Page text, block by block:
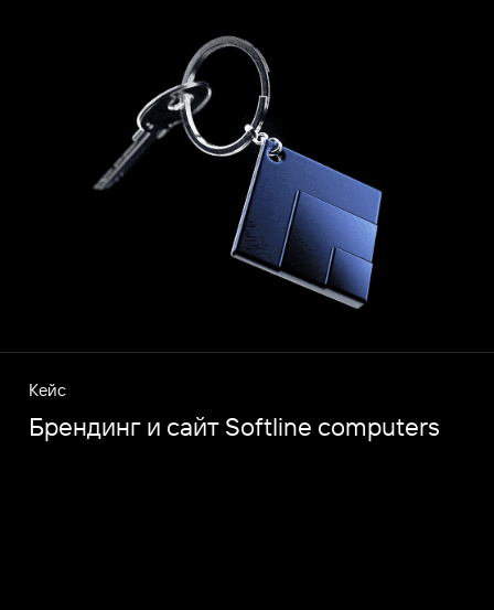
Кейс
Брендинг и сайт Softline computers